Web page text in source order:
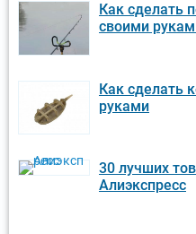
Как сделать
своими
Как сделать
руками
30 лучших
Алиэкспресс